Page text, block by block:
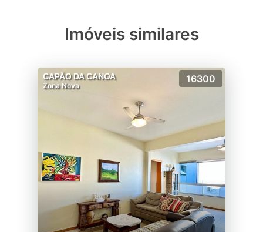
Imóveis similares
CAPÃO DA CANOA
Zona Nova
16300